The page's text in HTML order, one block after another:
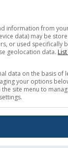
(NO₂),
olan,
dioksitin en
yakıtların
Şehirlerdeki
kısmı motorlu
kaynaklanır.
information from
data) may be
or used specifically
geolocation data.
data on the basis of
your options
site menu to